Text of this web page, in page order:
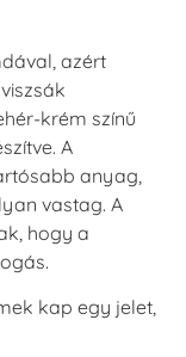
azért
krém színű
A
anyag,
vastag. A
hogy a
kap egy jelet,